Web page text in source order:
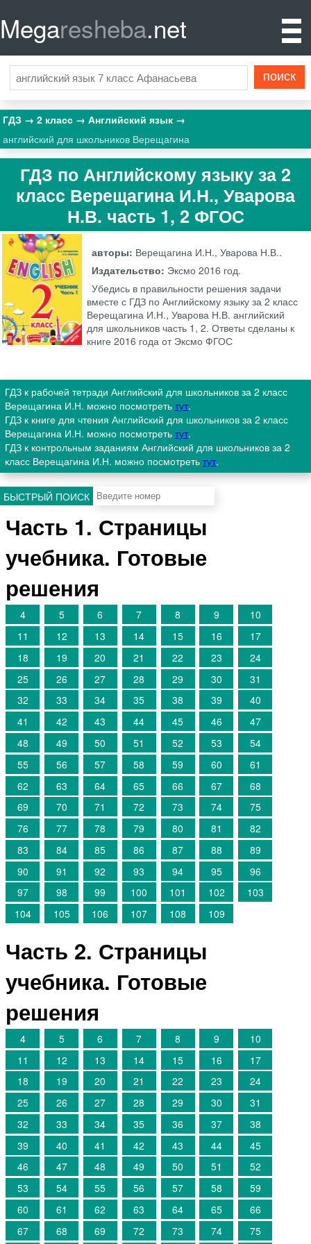
Megaresheba.net
ГДЗ 2 класс
Английский язык
английский для школьников Верещагина
ГДЗ по Английскому языку за 2
класс Верещагина И.Н., Уварова
Н.В. часть 1, 2 ФГОС
авторы: Верещагина И.Н., Уварова Н.В..
Издательство: Эксмо 2016 год.
Убедись в правильности решения задачи
вместе с ГДЗ по Английскому языку за 2 класс
Верещагина И.Н., Уварова Н.В. английский
для школьников часть 1, 2. Ответы сделаны к
книге 2016 года от Эксмо ФГОС
ГДЗ к рабочей тетради Английский для школьников за 2 класс
Верещагина И.Н. можно посмотреть тут.
ГДЗ к книге для чтения Английский для школьников за 2 класс
Верещагина И.Н. можно посмотреть тут.
ГДЗ к контрольным заданиям Английский для школьников за 2
класс Верещагина И.Н. можно посмотреть тут.
БЫСТРЫЙ ПОИСК
Часть 1. Страницы
учебника. Готовые
решения
4 5 6 7 8 9
10
11
12 13 14 15 16
17
18
19 20 21 22 23
24
25
26 27 28 29 30
31
32
33 34 35 38 39
40
41
42 43 44 45 46
47
48
49 50 51 52 53
54
55
56 57 58 59 60
61
62
63 64 65 66 67
68
69
70 71 72 73 74
75
76
77 78 79 80 81
82
83
84 85 86 87 88
89
90
91 92 93 94 95
96
97
98 99 100 101 102
103
104
105 106 107 108 109
Часть 2. Страницы
учебника. Готовые
решения
4 5 6 7 8 9
10
11
12 13 14 15 16
17
18
19 20 21 22 23
24
25
26 27 28 29 30
31
32
33 34 35 36 37
38
39
40 41 42 43 44
45
46
47 48 49 50 51
52
53
54 55 56 57 58
59
60
61 62 63 64 65
66
67
68 69 72 73 74 75